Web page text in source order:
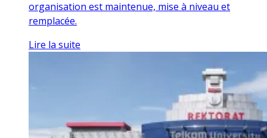
organisation est maintenue, mise à niveau et
remplacée.
Lire la suite